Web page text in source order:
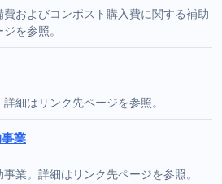
およびコンポスト購入費に関する補助
を参照。
細はリンク先ページを参照。
業
業。詳細はリンク先ページを参照。